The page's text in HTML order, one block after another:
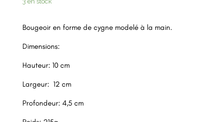
Bougeoir en forme de cygne modelé à la main.
Dimensions:
Hauteur: 10 cm
Largeur: 12 cm
Profondeur: 4,5 cm